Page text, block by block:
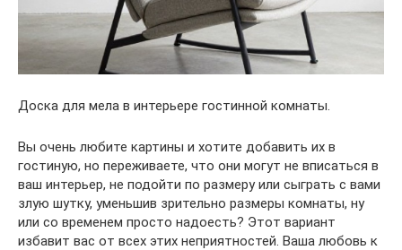
Доска для мела в интерьере гостинной комнаты.
Вы очень любите картины и хотите добавить их в
гостиную, но переживаете, что они могут не вписаться в
ваш интерьер, не подойти по размеру или сыграть с вами
злую шутку, уменьшив зрительно размеры комнаты, ну
или со временем просто надоесть? Этот вариант
избавит вас от всех этих неприятностей. Ваша любовь к